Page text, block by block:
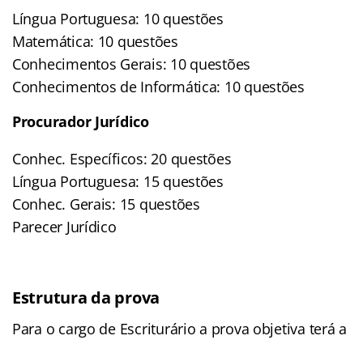
Língua Portuguesa: 10 questões
Matemática: 10 questões
Conhecimentos Gerais: 10 questões
Conhecimentos de Informática: 10 questões
Procurador Jurídico
Conhec. Específicos: 20 questões
Língua Portuguesa: 15 questões
Conhec. Gerais: 15 questões
Parecer Jurídico
Estrutura da prova
Para o cargo de Escriturário a prova objetiva terá a